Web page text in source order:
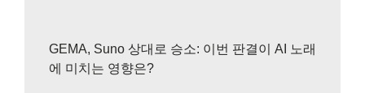
GEMA, Suno 상대로 승소: 이번 판결이 AI 노래
에 미치는 영향은?